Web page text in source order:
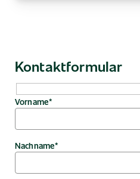
Kontaktformular
Vorname*
Nachname*